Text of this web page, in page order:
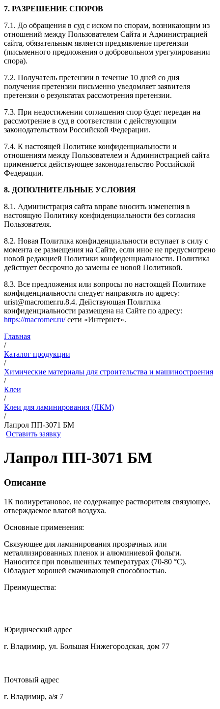
7. РАЗРЕШЕНИЕ СПОРОВ
7.1. До обращения в суд с иском по спорам, возникающим из
отношений между Пользователем Сайта и Администрацией
сайта, обязательным является предъявление претензии
(письменного предложения о добровольном урегулировании
спора).
7.2. Получатель претензии в течение 10 дней со дня
получения претензии письменно уведомляет заявителя
претензии о результатах рассмотрения претензии.
7.3. При недостижении соглашения спор будет передан на
рассмотрение в суд в соответствии с действующим
законодательством Российской Федерации.
7.4. К настоящей Политике конфиденциальности и
отношениям между Пользователем и Администрацией сайта
применяется действующее законодательство Российской
Федерации.
8. ДОПОЛНИТЕЛЬНЫЕ УСЛОВИЯ
8.1. Администрация сайта вправе вносить изменения в
настоящую Политику конфиденциальности без согласия
Пользователя.
8.2. Новая Политика конфиденциальности вступает в силу с
момента ее размещения на Сайте, если иное не предусмотрено
новой редакцией Политики конфиденциальности. Политика
действует бессрочно до замены ее новой Политикой.
8.3. Все предложения или вопросы по настоящей Политике
конфиденциальности следует направлять по адресу:
urist@macromer.ru.8.4. Действующая Политика
конфиденциальности размещена на Сайте по адресу:
https://macromer.ru/сети «Интернет».
Главная
/
Каталог продукции
/
Химические материалы для строительства и машиностроения
/
Клеи
/
Клеи для ламинирования (ЛКМ)
/
Лапрол ПП-3071 БМ
Оставить заявку
Лапрол ПП-3071 БМ
Описание
1К полиуретановое, не содержащее растворителя связующее,
отверждаемое влагой воздуха.
Основные применения:
Связующее для ламинирования прозрачных или
металлизированных пленок и алюминиевой фольги.
Наносится при повышенных температурах (70-80 °С).
Обладает хорошей смачивающей способностью.
Преимущества:
Юридический адрес
г. Владимир, ул. Большая Нижегородская, дом 77
Почтовый адрес
г. Владимир, а/я 7